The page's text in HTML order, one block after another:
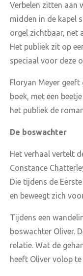
Verbelen zitten aan
midden in de kapel
orgel zichtbaar, net
Het publiek zit op
speciaal voor deze
Floryan Meyer
boek, met een
het publiek de
De boswachter
Het verhaal vertelt
Constance
Die tijdens de
en beweegt zich
Tijdens een
boswachter Oliver.
relatie. Wat de
heeft Oliver volop te